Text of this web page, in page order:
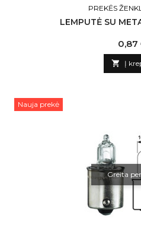
PREKĖS
LEMPUTĖ SU
0,87
 Į
Nauja prekė
Greita